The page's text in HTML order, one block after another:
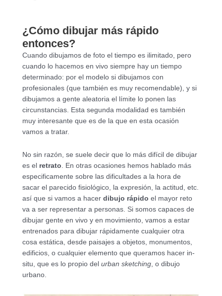
¿Cómo dibujar más rápido
entonces?
Cuando dibujamos de foto el tiempo es ilimitado, pero
cuando lo hacemos en vivo siempre hay un tiempo
determinado: por el modelo si dibujamos con
profesionales (que también es muy recomendable), y si
dibujamos a gente aleatoria el límite lo ponen las
circunstancias. Esta segunda modalidad es también
muy interesante que es de la que en esta ocasión
vamos a tratar.
No sin razón, se suele decir que lo más difícil de dibujar
es el retrato. En otras ocasiones hemos hablado más
especificamente sobre las dificultades a la hora de
sacar el parecido fisiológico, la expresión, la actitud, etc.
así que si vamos a hacer dibujo rápido el mayor reto
va a ser representar a personas. Si somos capaces de
dibujar gente en vivo y en movimiento, vamos a estar
entrenados para dibujar rápidamente cualquier otra
cosa estática, desde paisajes a objetos, monumentos,
edificios, o cualquier elemento que queramos hacer in-
situ, que es lo propio del urban sketching, o dibujo
urbano.